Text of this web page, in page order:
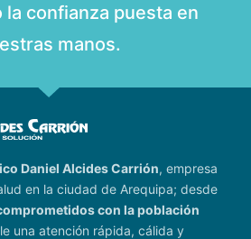
la confianza puesta en
manos.
Daniel Alcides Carrión, empresa
en la ciudad de Arequipa; desde
con la población
una atención rápida, cálida y